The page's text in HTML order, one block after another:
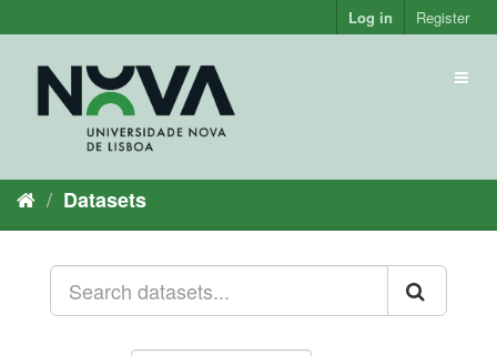
to
Log in Register
Datasets